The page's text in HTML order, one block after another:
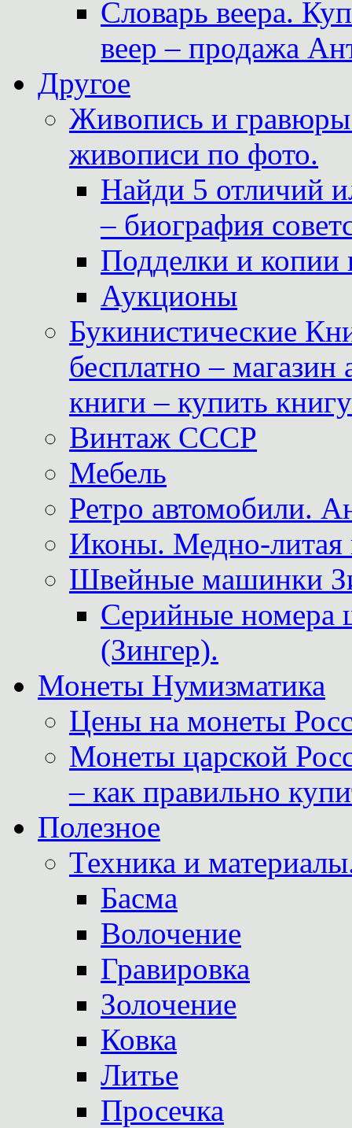
Словарь веера.
веер – продажа
Другое
Живопись и
живописи по фото.
Найди 5 отличий
– биография
Подделки и копии
Аукционы
Букинистические
бесплатно –
книги – купить
Винтаж СССР
Мебель
Ретро автомобили.
Иконы. Медно-литая
Швейные машинки
Серийные
(Зингер).
Монеты Нумизматика
Цены на монеты
Монеты царской
– как правильно
Полезное
Техника и
Басма
Волочение
Гравировка
Золочение
Ковка
Литье
Просечка